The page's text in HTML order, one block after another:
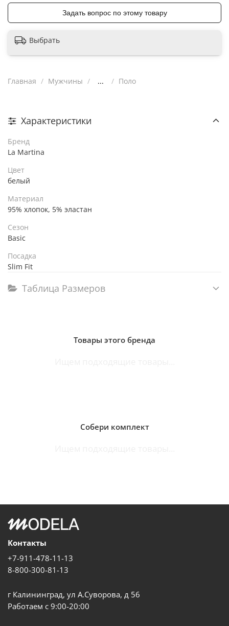
Задать вопрос по этому товару
Выбрать
Главная Мужчины ... Поло
Характеристики
Бренд
La Martina
Цвет
белый
Материал
95% хлопок, 5% эластан
Сезон
Basic
Посадка
Slim Fit
Таблица Размеров
Товары этого бренда
Собери комплект
Контакты
+7-911-478-11-13
8-800-300-81-13
г Калининград, ул А.Суворова, д 56
Работаем с 9:00-20:00